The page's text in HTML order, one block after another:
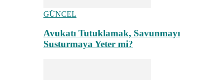
GÜNCEL
Avukatı Tutuklamak, Savunmayı
Susturmaya Yeter mi?